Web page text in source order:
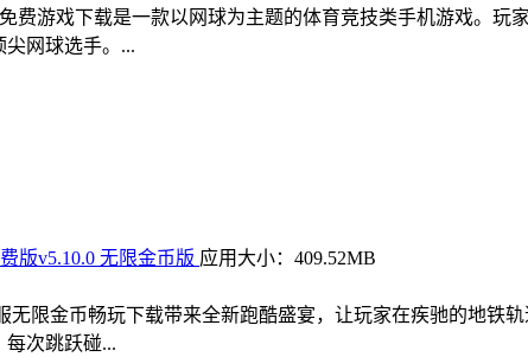
费游戏下载是一款以网球为主题的体育竞技类手机游戏。
网球选手。...
版v5.10.0 无限金币版 应用大小：409.52MB
无限金币畅玩下载带来全新跑酷盛宴，让玩家在疾驰的地铁
次跳跃碰...